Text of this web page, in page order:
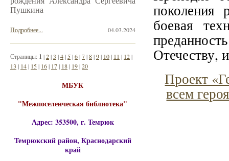
поколения
боевая
Отечеству,
Проект
всем
Пушкина
04.03.2024
Подробнее...
Страницы: 1 |2|3 |4| 5|6|7|8|9| 10| 11 | 12|
13 | 14| 15| 16| 17| 18| 19|20
МБУК
"Межпоселенческая библиотека"
Адрес: 353500, г. Темрюк
Темрюкский район, Краснодарский
край